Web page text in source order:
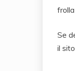
Se
il